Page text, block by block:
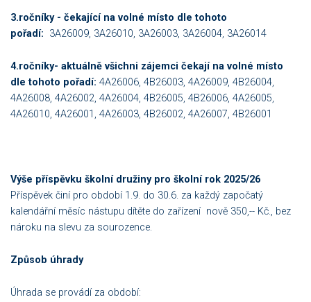
3.ročníky - čekající na volné místo dle tohoto
pořadí: 3A26009, 3A26010, 3A26003, 3A26004, 3A26014
4.ročníky- aktuálně všichni zájemci čekají na volné místo
dle tohoto pořadí: 4A26006, 4B26003, 4A26009, 4B26004,
4A26008, 4A26002, 4A26004, 4B26005, 4B26006, 4A26005,
4A26010, 4A26001, 4A26003, 4B26002, 4A26007, 4B26001
Výše příspěvku školní družiny pro školní rok 2025/26
Příspěvek činí pro období 1.9. do 30.6. za každý započatý
kalendářní měsíc nástupu dítěte do zařízení nově 350,-- Kč., bez
nároku na slevu za sourozence.
Způsob úhrady
Úhrada se provádí za období: